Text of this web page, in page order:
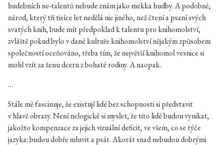
hudebních ne-talentů nebude znám jako mekka hudby. A podobně,
národ, který tři tisíce let nedělá nic jiného, než čtení a psaní svých
svatých knih, bude mít předpoklad k talentu pro knihomolství,
zvláště pokud bylo v dané kultuře knihomolství nějakým způsobem
společností oceňováno, třeba tím, že největší knihomol vesnice si
mohl vzít za ženu dceru z bohaté rodiny. A naopak.
…
Stále mě fascinuje, že existují lidé bez schopnosti si představit
v hlavě obrazy. Není nelogické si myslet, že tito lidé budou vynikat,
jakožto kompenzace za jejich vizuální deficit, ve všem, co se týče
jazyka: budou dobře mluvit a psát. Akorát snad nebudou dobrými